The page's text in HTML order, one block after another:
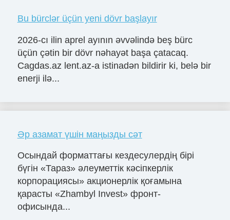
Bu bürclər üçün yeni dövr başlayır
2026-cı ilin aprel ayının əvvəlində beş bürc
üçün çətin bir dövr nəhayət başa çatacaq.
Cagdas.az lent.az-a istinadən bildirir ki, belə bir
enerji ilə...
Әр азамат үшін маңызды сәт
Осындай форматтағы кездесулердің бірі
бүгін «Тараз» әлеуметтік кәсіпкерлік
корпорациясы» акционерлік қоғамына
қарасты «Zhambyl Invest» фронт-
офисында...